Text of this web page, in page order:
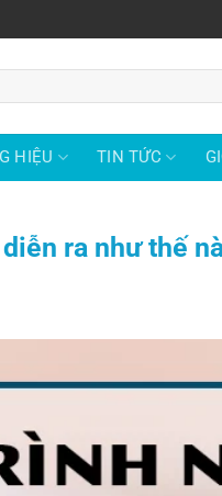
HIỆU TIN TỨC
ra như thế